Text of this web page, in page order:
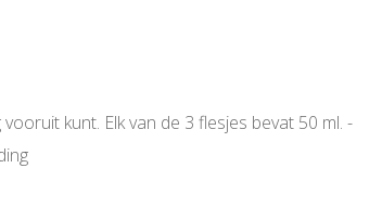
kunt. Elk van de 3 flesjes bevat 50 ml. -